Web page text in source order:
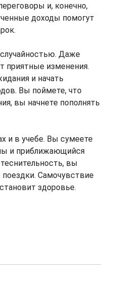
и, конечно,
доходы помогут
Даже
приятные изменения.
и начать
Вы поймете, что
вы начнете пополнять
и в учебе. Вы сумеете
и приближающийся
вы
Самочувствие
здоровье.